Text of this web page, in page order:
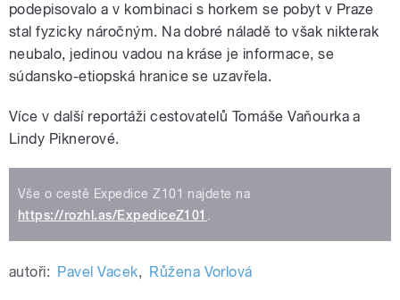
podepisovalo a v kombinaci s horkem se pobyt v Praze
stal fyzicky náročným. Na dobré náladě to však nikterak
neubalo, jedinou vadou na kráse je informace, se
súdansko-etiopská hranice se uzavřela.
Více v další reportáži cestovatelů Tomáše Vaňourka a
Lindy Piknerové.
Vše o cestě Expedice Z101 najdete na
https://rozhl.as/ExpediceZ101
autoři: Pavel Vacek, Růžena Vorlová